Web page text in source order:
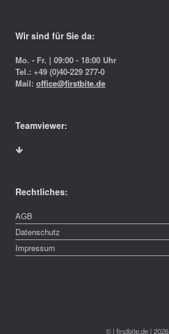
Wir sind für Sie da:
Mo. - Fr. | 09:00 - 18:00 Uhr
Tel.: +49 (0)40-229 277-0
Mail: office@firstbite.de
Teamviewer:
Rechtliches:
AGB
Datenschutz
Impressum
© | firstbite.de | 2026